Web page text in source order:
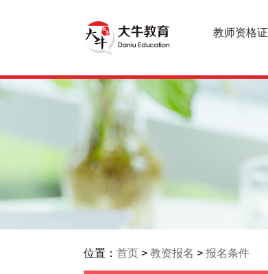
教师资格证
位置： 首页 > 教资报名 > 报名条件